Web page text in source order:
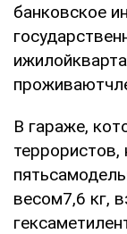
банковское
В гараже,
террористов,
весом7,6 кг,